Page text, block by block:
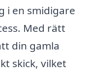
i en smidigare
Med rätt
din gamla
skick, vilket